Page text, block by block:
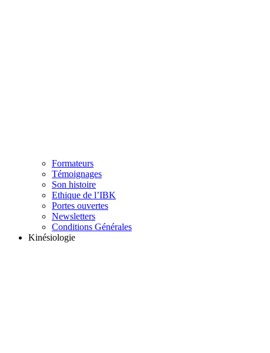
Formateurs
Témoignages
Son histoire
Ethique de l’IBK
Portes ouvertes
Newsletters
Conditions Générales
Kinésiologie